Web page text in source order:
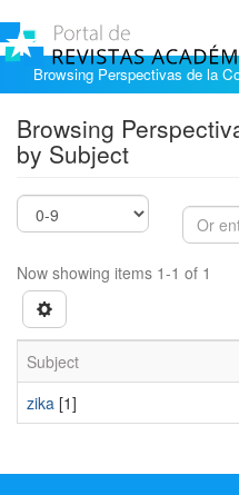
Browsing Perspectivas de la
Browsing
by Subject
Now showing items 1-1 of 1
Subject
zika [1]